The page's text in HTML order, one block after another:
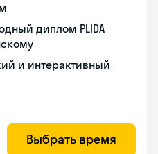
диплом PLIDA
и интерактивный
Выбрать время